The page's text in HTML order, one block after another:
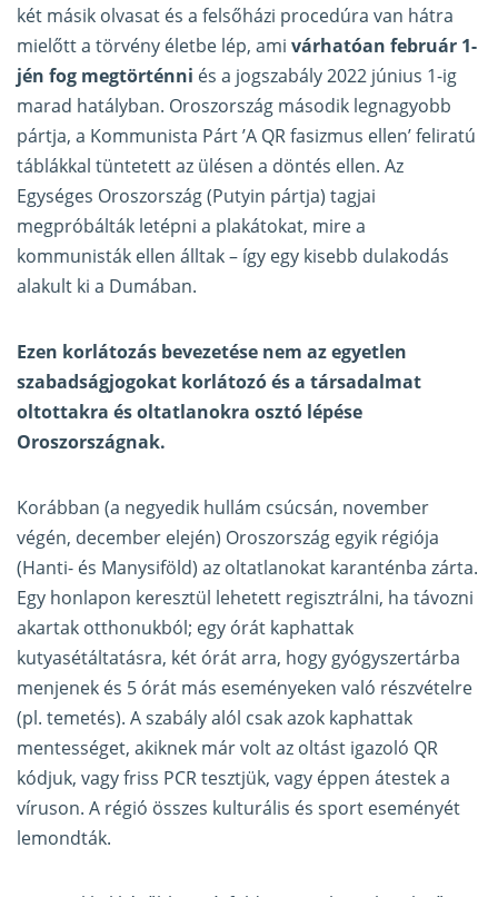
két másik olvasat és a felsőházi procedúra van hátra
mielőtt a törvény életbe lép, ami várhatóan február 1-
jén fog megtörténni és a jogszabály 2022 június 1-ig
marad hatályban. Oroszország második legnagyobb
pártja, a Kommunista Párt ’A QR fasizmus ellen’ feliratú
táblákkal tüntetett az ülésen a döntés ellen. Az
Egységes Oroszország (Putyin pártja) tagjai
megpróbálták letépni a plakátokat, mire a
kommunisták ellen álltak – így egy kisebb dulakodás
alakult ki a Dumában.
Ezen korlátozás bevezetése nem az egyetlen
szabadságjogokat korlátozó és a társadalmat
oltottakra és oltatlanokra osztó lépése
Oroszországnak.
Korábban (a negyedik hullám csúcsán, november
végén, december elején) Oroszország egyik régiója
(Hanti- és Manysiföld) az oltatlanokat karanténba zárta.
Egy honlapon keresztül lehetett regisztrálni, ha távozni
akartak otthonukból; egy órát kaphattak
kutyasétáltatásra, két órát arra, hogy gyógyszertárba
menjenek és 5 órát más eseményeken való részvételre
(pl. temetés). A szabály alól csak azok kaphattak
mentességet, akiknek már volt az oltást igazoló QR
kódjuk, vagy friss PCR tesztjük, vagy éppen átestek a
víruson. A régió összes kulturális és sport eseményét
lemondták.